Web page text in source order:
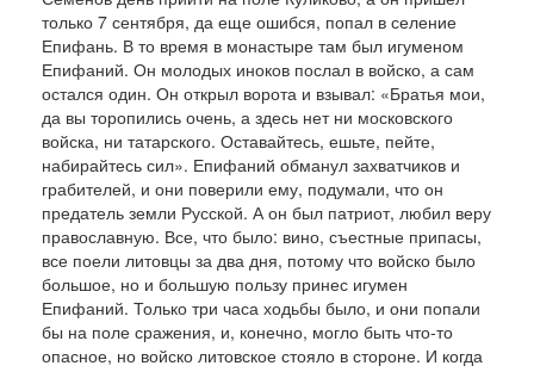
только 7 сентября, да еще ошибся, попал в селение
Епифань. В то время в монастыре там был игуменом
Епифаний. Он молодых иноков по­слал в войско, а сам
остался один. Он открыл воро­та и взывал: «Братья мои,
да вы торопились очень, а здесь нет ни московского
войска, ни та­тарского. Оставайтесь, ешьте, пейте,
набирайтесь сил». Епифаний обманул захватчиков и
грабителей, и они по­верили ему, подумали, что он
предатель земли Русской. А он был патриот, любил веру
православную. Все, что было: вино, съестные припасы,
все поели литовцы за два дня, потому что войско было
большое, но и большую пользу принес игу­мен
Епифаний. Только три часа ходьбы было, и они попали
бы на поле сражения, и, конечно, мог­ло быть что-то
опасное, но войско литовское стоя­ло в стороне. И когда